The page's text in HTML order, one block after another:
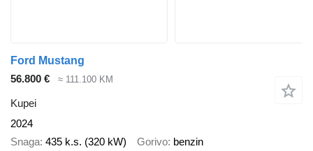
Ford Mustang
56.800 €
≈ 111.100 KM
Kupei
2024
Snaga 435 k.s. (320 kW) Gorivo benzin